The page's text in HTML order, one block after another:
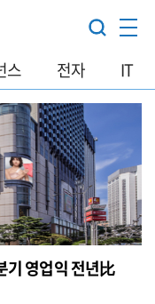
스 전자 IT
영업익 전년比